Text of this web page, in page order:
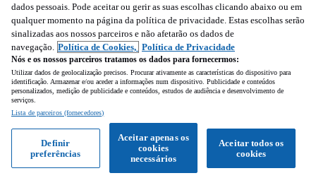
Experimenta a aplicação
dados pessoais. Pode aceitar ou gerir as suas escolhas clicando abaixo ou em
qualquer momento na página da política de privacidade. Estas escolhas serão
sinalizadas aos nossos parceiros e não afetarão os dados de
navegação. Política de Cookies, Política de Privacidade
Nós e os nossos parceiros tratamos os dados para fornecermos:
Utilizar dados de geolocalização precisos. Procurar ativamente as características do dispositivo para
identificação. Armazenar e/ou aceder a informações num dispositivo. Publicidade e conteúdos
personalizados, medição de publicidade e conteúdos, estudos de audiência e desenvolvimento de
serviços.
Lista de parceiros (fornecedores)
Aceitar todos os
cookies
Aceitar apenas os
cookies
necessários
Definir
preferências